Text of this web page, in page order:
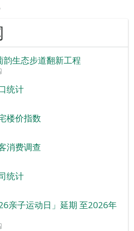
生态步道翻新工程
统计
楼价指数
消费调查
统计
亲子运动日」延期 至2026年